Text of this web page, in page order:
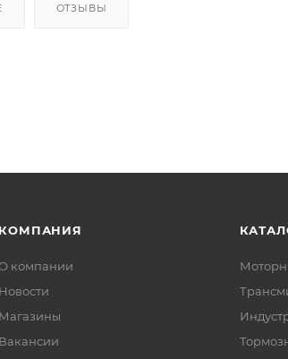
ОТЗЫВЫ
КОМПАНИЯ
компании
Новости
Магазины
Вакансии